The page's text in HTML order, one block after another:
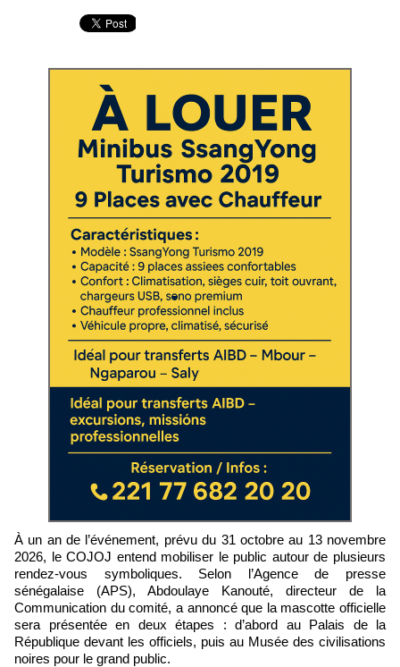
À un an de l’événement, prévu du 31 octobre au 13 novembre
2026, le COJOJ entend mobiliser le public autour de plusieurs
rendez-vous symboliques. Selon l’Agence de presse
sénégalaise (APS), Abdoulaye Kanouté, directeur de la
Communication du comité, a annoncé que la mascotte officielle
sera présentée en deux étapes : d’abord au Palais de la
République devant les officiels, puis au Musée des civilisations
noires pour le grand public.